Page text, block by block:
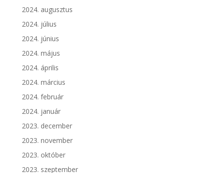
2024. augusztus
2024. július
2024. június
2024. május
2024. április
2024. március
2024. február
2024. január
2023. december
2023. november
2023. október
2023. szeptember